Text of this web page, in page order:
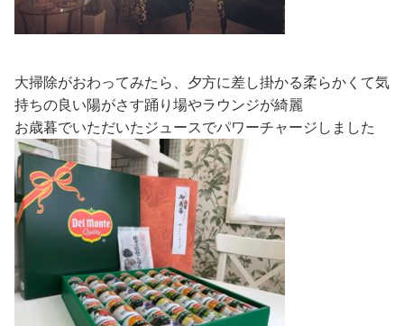
大掃除がおわってみたら、夕方に差し掛かる柔らかくて気
持ちの良い陽がさす踊り場やラウンジが綺麗
お歳暮でいただいたジュースでパワーチャージしました